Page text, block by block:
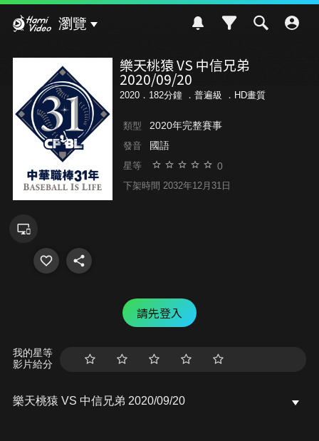
瀏覽
樂天桃猿 VS 中信兄弟
2020/09/20
2020．182分鐘 ． 普遍級 ．HD畫質
類型 2020年完整賽事
發音 國語
星等 0
下架時間 2032年12月31日
請先登入
我的星等
影片給分
樂天桃猿 VS 中信兄弟 2020/09/20